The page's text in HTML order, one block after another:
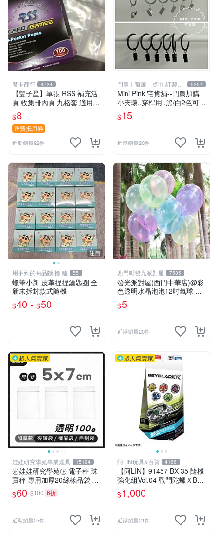
魔卡商行 4734
【雙子星】單張 RSS 補充活
頁 收集冊內頁 九格套 適用 P
TCG ws 鋼彈 迪士尼 柯南 哥
吉拉
$8
運費抵用券
近期銷量92件
門簾︱窗簾︱桌巾 訂製販
售
5252
Mini Pink 宅貨舖--門簾加購
小夾環..穿桿用..黑/白2色可選
【K000】不單獨販售
$15
近期銷量20件
注目
用不到的商品斷.捨.離 55
蠟筆小新 皮革捏捏鑰匙圈 全
新未拆封款式隨機
$40 - $50
西門町發光派對屋 7535
發光派對屋(西門中華店)@彩
色透明水晶泡泡12吋氣球 透
明彩色氣球
$5
近期銷量20件
超人氣賣家
娃娃研究學苑專業煙具 15194
㊣娃娃研究學苑㊣ 電子秤 珠
寶秤 專用加厚20絲樣品袋 夾
鏈袋 5X7 (G051)
$60 $100 6折
近期銷量25件
超人氣賣家
阿LIN玩具&百貨 4166
【阿LIN】91457 BX-35 隨機
強化組Vol.04 戰鬥陀螺ＸBEY
BLADE X
$1,000
近期銷量21件